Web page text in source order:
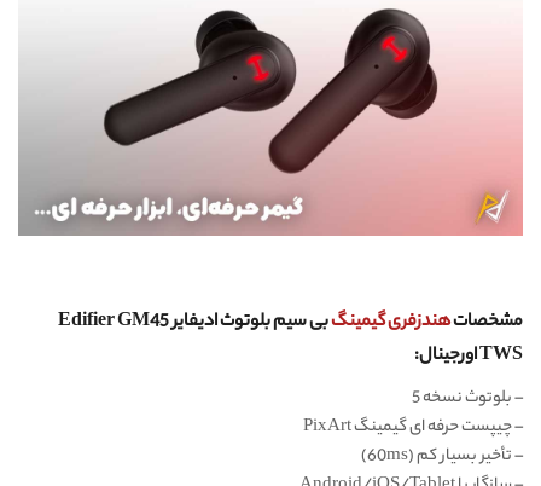
مشخصاتهندزفری گیمینگ
بی سیم بلوتوث ادیفایر Edifier GM45
TWS اورجینال:
– بلوتوث نسخه 5
– چیپست حرفه ای گیمینگ PixArt
– تأخیر بسیار کم (60ms)